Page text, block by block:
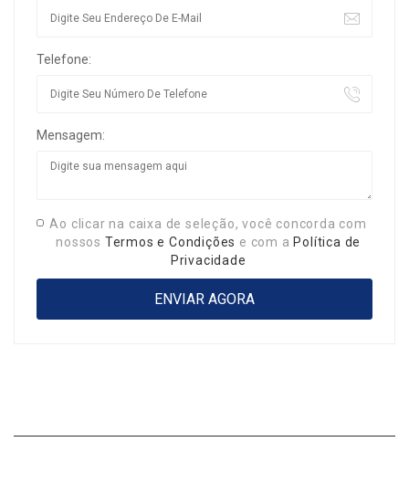
Telefone:
Mensagem:
Ao clicar na caixa de seleção, você concorda com
nossos Termos e Condições e com a Política de
Privacidade